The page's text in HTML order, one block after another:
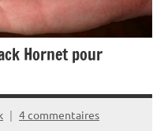
Hornet pour
4 commentaires